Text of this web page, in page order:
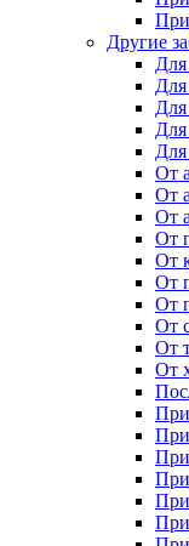
При
Другие
Для
От
От
От
От
От
От
От
От
От
От
При
При